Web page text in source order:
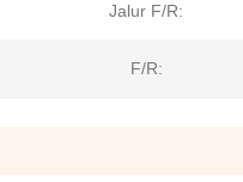
Jalur F/R:
F/R: